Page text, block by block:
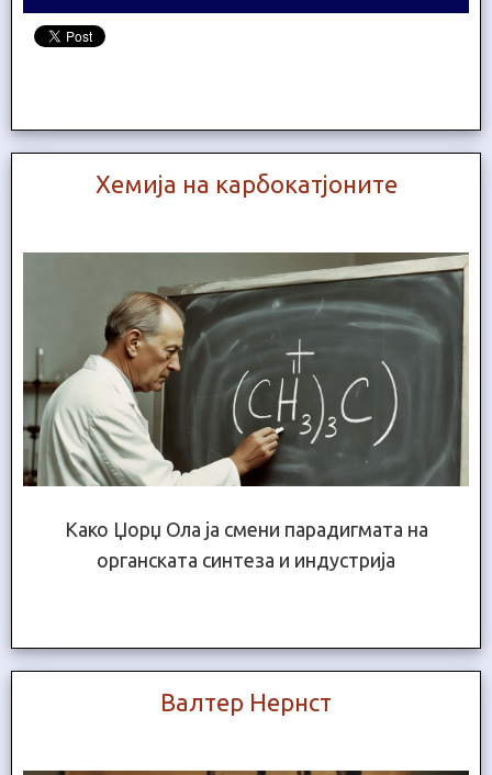
Хемија на карбокатјоните
Како Џорџ Ола ја смени парадигмата на
органската синтеза и индустрија
Валтер Нернст